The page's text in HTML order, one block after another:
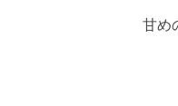
甘め